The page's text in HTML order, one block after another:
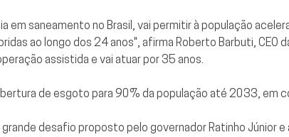
em saneamento no Brasil, vai permitir à população
ao longo dos 24 anos", afirma Roberto Barbuti, CEO
assistida e vai atuar por 35 anos.
de esgoto para 90% da população até 2033, em
desafio proposto pelo governador Ratinho Júnior e